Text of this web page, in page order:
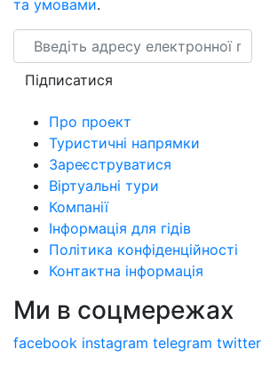
та умовами.
Email
Підписатися
Про проект
Туристичні напрямки
Зареєструватися
Віртуальні тури
Компанії
Інформація для гідів
Політика конфіденційності
Контактна інформація
Ми в соцмережах
facebook instagram telegram twitter